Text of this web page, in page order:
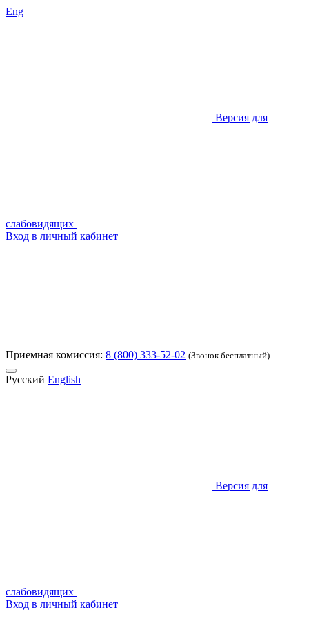
Eng
Версия для
слабовидящих
Вход в личный кабинет
Приемная комиссия: 8 (800) 333-52-02 (Звонок бесплатный)
Русский English
Версия для
слабовидящих
Вход в личный кабинет